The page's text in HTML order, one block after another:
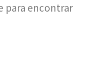
para encontrar